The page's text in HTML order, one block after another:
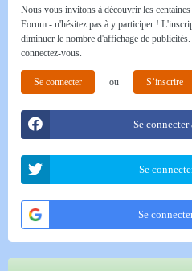
Nous vous invitons à découvrir les
Forum - n'hésitez pas à y participer !
diminuer le nombre d'affichage de
connectez-vous.
Se connecter ou S’inscrire
Se
Se
Se